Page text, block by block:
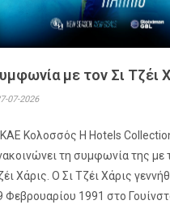
με τον Σι Τζέι
07-2026
Κολοσσός H Hotels
τη συμφωνία της με
Χάρις. Ο Σι Τζέι Χάρις
Φεβρουαρίου 1991 στο